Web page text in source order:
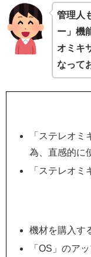
管理人
ー」機
オミキ
なって
「ステレオ
為、直感的に
「ステレオ
機材を購入す
「OS」のア